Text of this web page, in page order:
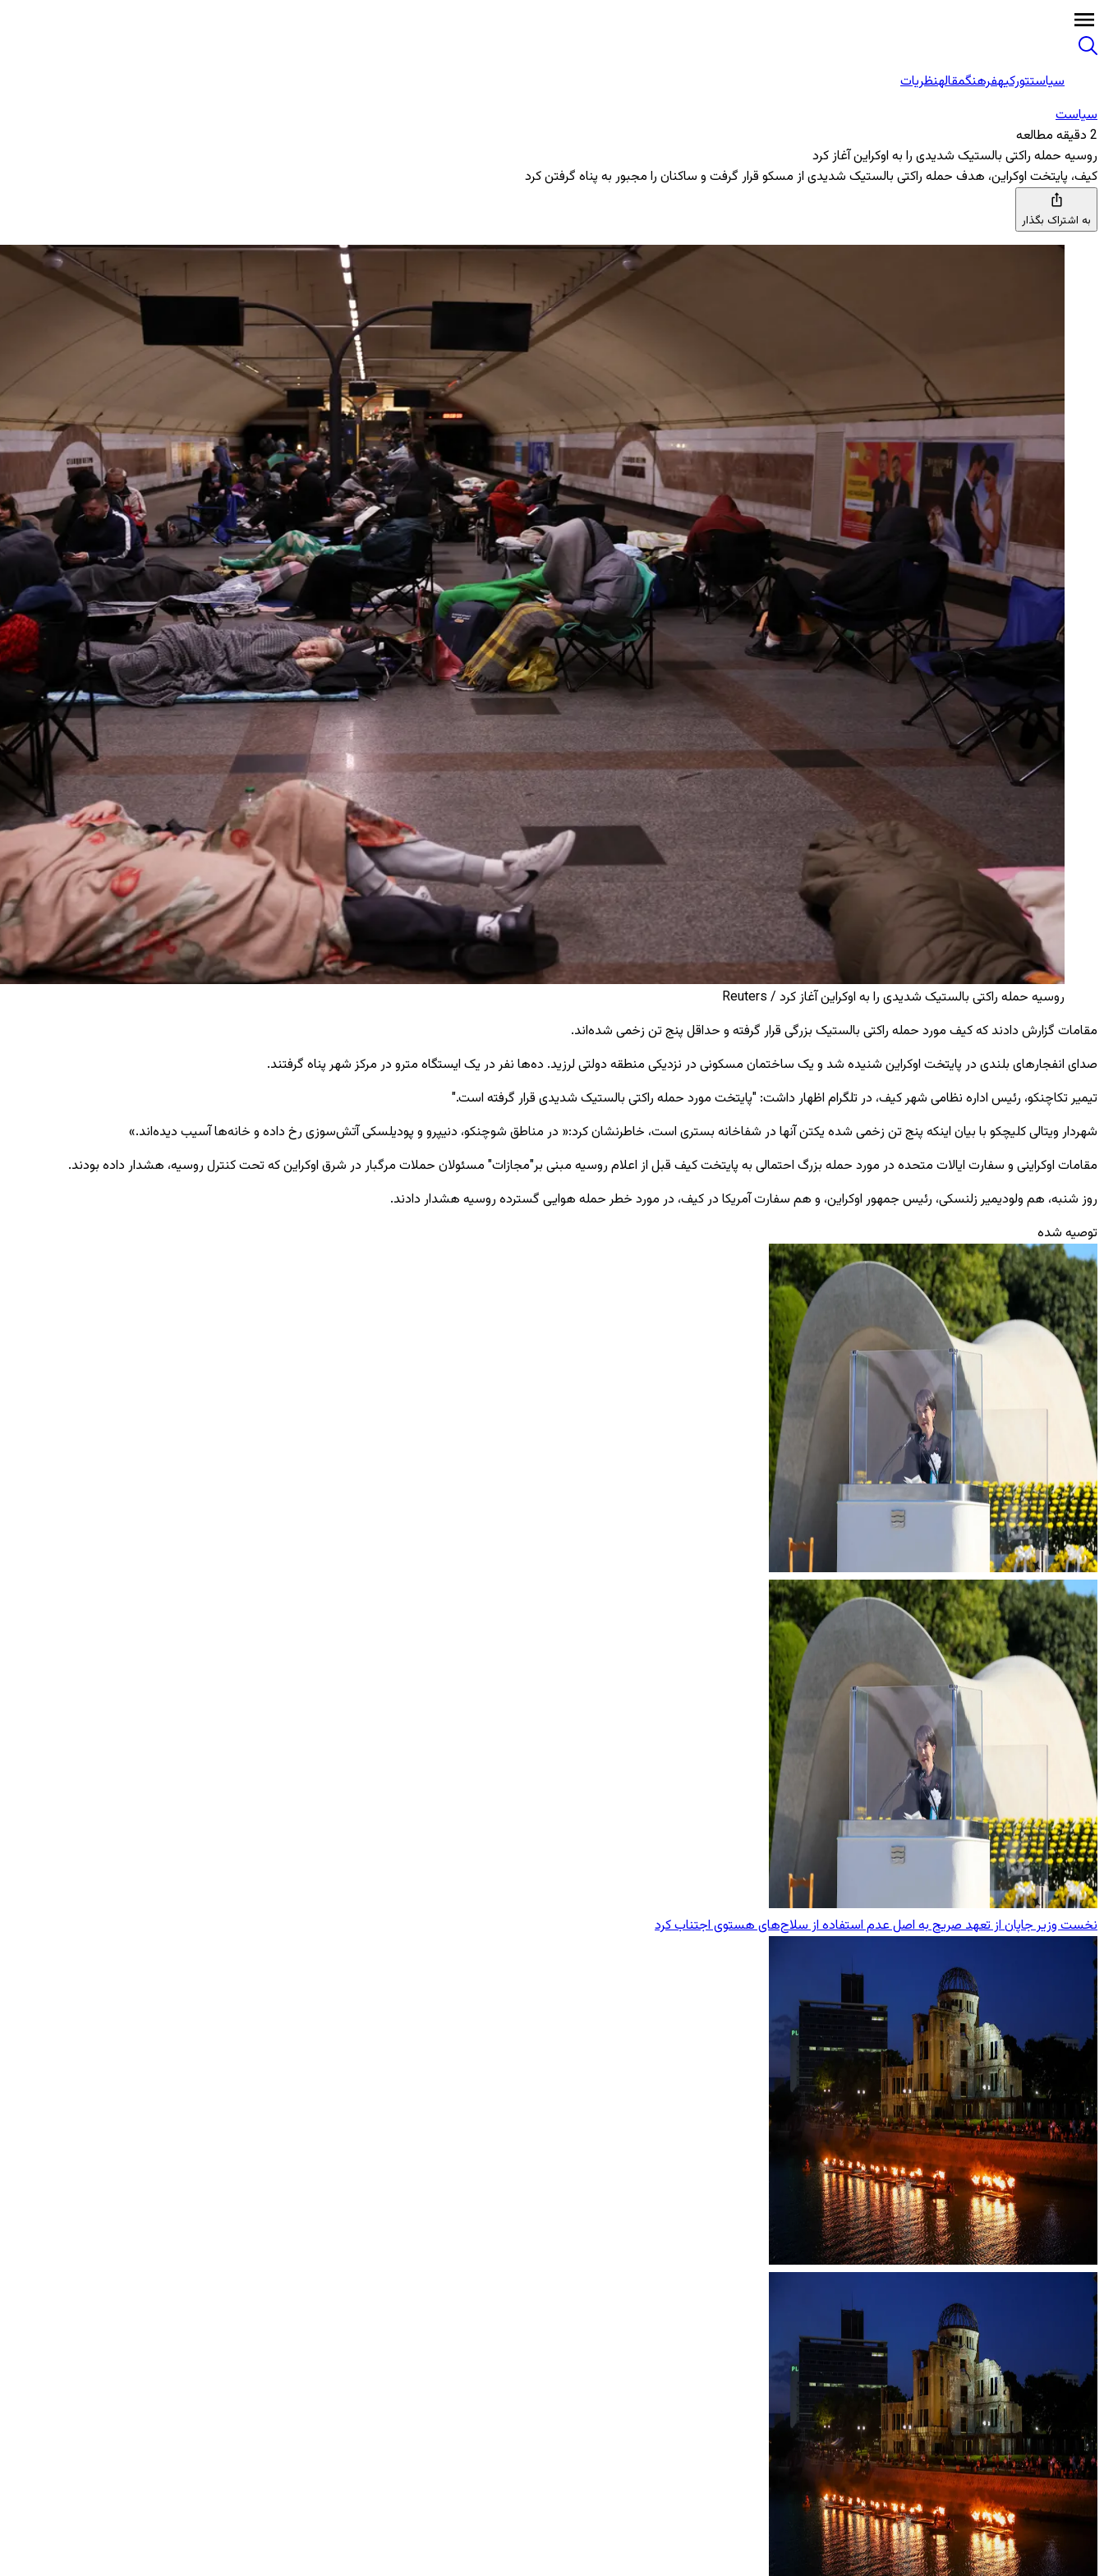
سیاستتورکیهفرهنگمقالهنظریات
سیاست
2 دقیقه مطالعه
روسیه حمله راکتی بالستیک شدیدی را به اوکراین آغاز کرد
کیف، پایتخت اوکراین، هدف حمله راکتی بالستیک شدیدی از مسکو قرار گرفت و ساکنان را مجبور به پناه گرفتن کرد
به اشتراک بگذار
روسیه حمله راکتی بالستیک شدیدی را به اوکراین آغاز کرد / Reuters
مقامات گزارش دادند که کیف مورد حمله راکتی بالستیک بزرگی قرار گرفته و حداقل پنج تن زخمی شده‌اند.
صدای انفجارهای بلندی در پایتخت اوکراین شنیده شد و یک ساختمان مسکونی در نزدیکی منطقه دولتی لرزید. ده‌ها نفر در یک ایستگاه مترو در مرکز شهر پناه گرفتند.
تیمیر تکاچنکو، رئیس اداره نظامی شهر کیف، در تلگرام اظهار داشت: "پایتخت مورد حمله راکتی بالستیک شدیدی قرار گرفته است."
شهردار ویتالی کلیچکو با بیان اینکه پنج تن زخمی شده‌ یکتن آنها در شفاخانه بستری است، خاطرنشان کرد:« در مناطق شوچنکو، دنیپرو و ​​پودیلسکی آتش‌سوزی رخ داده و خانه‌ها آسیب دیده‌اند.»
مقامات اوکراینی و سفارت ایالات متحده در مورد حمله بزرگ احتمالی به پایتخت کیف قبل از اعلام روسیه مبنی بر"مجازات" مسئولان حملات مرگبار در شرق اوکراین که تحت کنترل روسیه، هشدار داده بودند.
روز شنبه، هم ولودیمیر زلنسکی، رئیس جمهور اوکراین، و هم سفارت آمریکا در کیف، در مورد خطر حمله هوایی گسترده روسیه هشدار دادند.
توصیه شده
نخست وزیر جاپان از تعهد صریح به اصل عدم استفاده از سلاح‌های هستوی اجتناب کرد